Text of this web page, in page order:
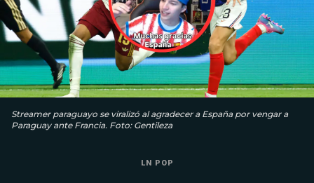
Streamer paraguayo se viralizó al agradecer a España por vengar a
Paraguay ante Francia. Foto: Gentileza
LN POP